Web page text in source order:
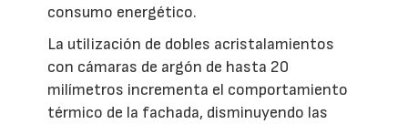
consumo energético.
La utilización de dobles acristalamientos
con cámaras de argón de hasta 20
milímetros incrementa el comportamiento
térmico de la fachada, disminuyendo las